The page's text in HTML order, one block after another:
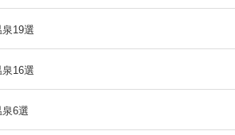
19選
16選
6選